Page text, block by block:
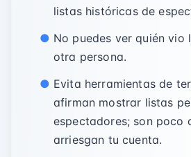
listas históricas de
No puedes ver quién vio
otra persona.
Evita herramientas de
afirman mostrar listas
espectadores; son poco
arriesgan tu cuenta.